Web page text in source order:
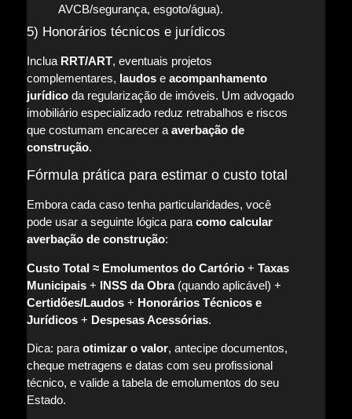
AVCB/segurança, esgoto/água).
5) Honorários técnicos e jurídicos
Inclua RRT/ART, eventuais projetos
complementares, laudose acompanhamento
jurídicoda regularização de imóveis. Um advogado
imobiliário especializado reduz retrabalhos e riscos
que costumam encarecer a averbação de
construção.
Fórmula prática para estimar o custo total
Embora cada caso tenha particularidades, você
pode usar a seguinte lógica para como calcular
averbação de construção:
Custo Total ≈ Emolumentos do Cartório+ Taxas
Municipais+ INSS da Obra(quando aplicável) +
Certidões/Laudos+ Honorários Técnicos e
Jurídicos+ Despesas Acessórias.
Dica: para otimizar o valor, antecipe documentos,
cheque metragens e datas com seu profissional
técnico, e valide a tabela de emolumentos do seu
Estado.